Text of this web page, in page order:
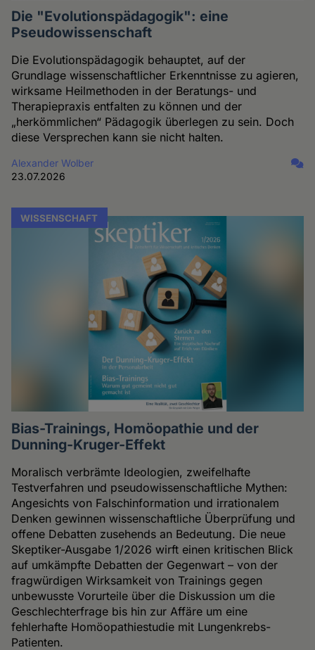
Die "Evolutionspädagogik": eine
Pseudowissenschaft
Die Evolutionspädagogik behauptet, auf der
Grundlage wissenschaftlicher Erkenntnisse zu agieren,
wirksame Heilmethoden in der Beratungs- und
Therapiepraxis entfalten zu können und der
„herkömmlichen“ Pädagogik überlegen zu sein. Doch
diese Versprechen kann sie nicht halten.
Alexander Wolber
23.07.2026
WISSENSCHAFT
Bias-Trainings, Homöopathie und der
Dunning-Kruger-Effekt
Moralisch verbrämte Ideologien, zweifelhafte
Testverfahren und pseudowissenschaftliche Mythen:
Angesichts von Falschinformation und irrationalem
Denken gewinnen wissenschaftliche Überprüfung und
offene Debatten zusehends an Bedeutung. Die neue
Skeptiker-Ausgabe 1/2026 wirft einen kritischen Blick
auf umkämpfte Debatten der Gegenwart – von der
fragwürdigen Wirksamkeit von Trainings gegen
unbewusste Vorurteile über die Diskussion um die
Geschlechterfrage bis hin zur Affäre um eine
fehlerhafte Homöopathiestudie mit Lungenkrebs-
Patienten.